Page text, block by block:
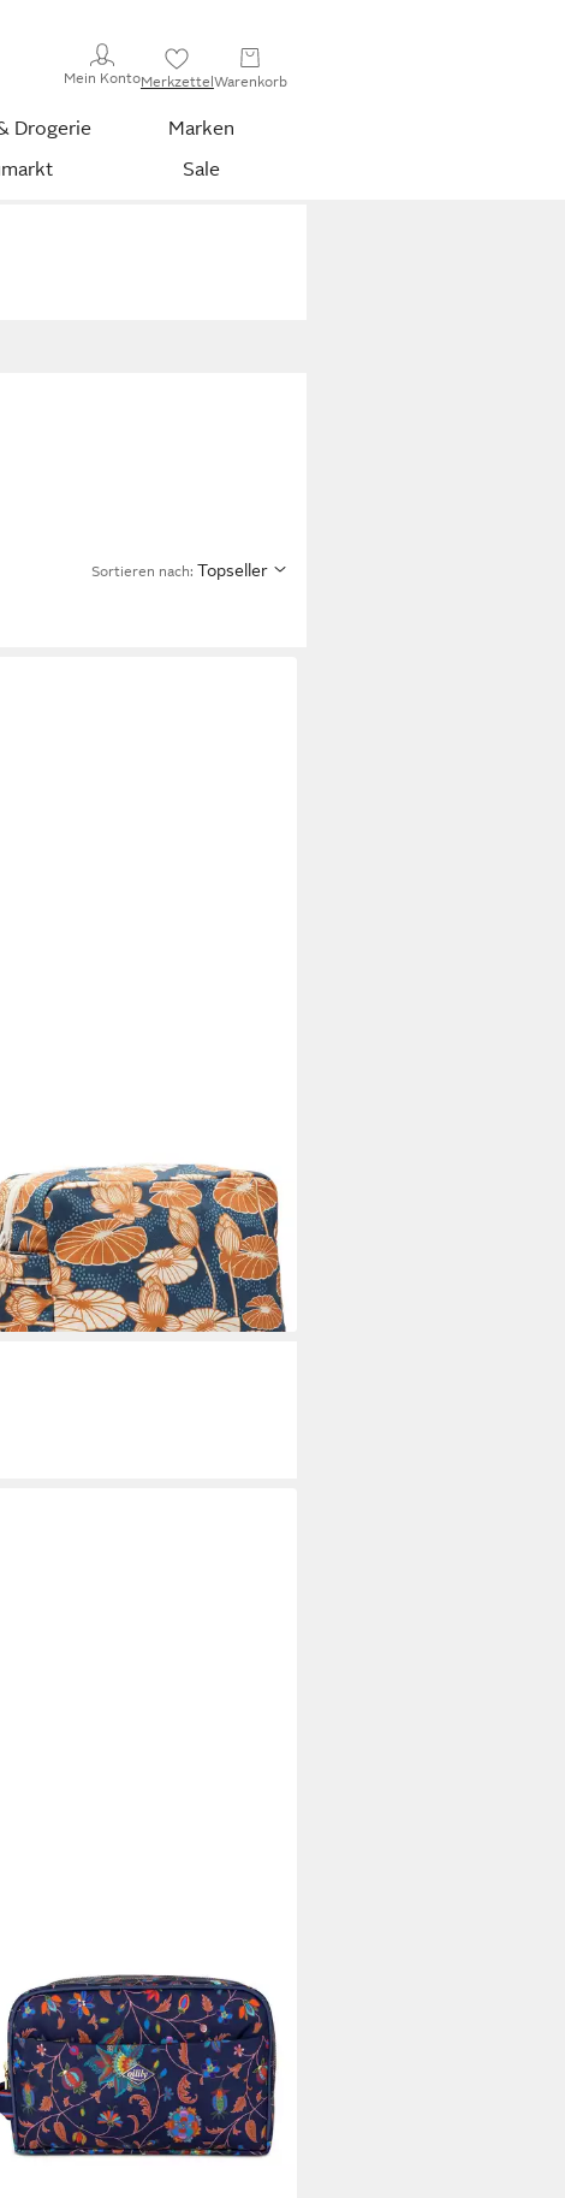
Mein KontoMerkzettelWarenkorb
Drogerie
Marken
Sale
Sortieren nach: Topseller
Kulturbeutel / Kulturtasche LOTUS
aus GOTS-zertifizierter Bio-
€
- in 2-3 Werktagen bei dir
Kulturbeutel Pocket Cosmetic Bag
69,80 €
ausverkauft